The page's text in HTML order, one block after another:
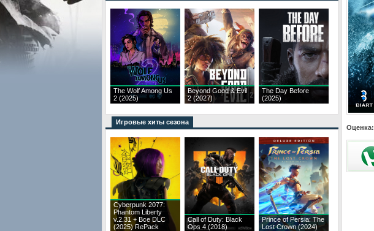
The Wolf Among Us
2 (2025)
Beyond Good & Evil
2 (2027)
The Day Before
(2025)
Игровые хиты сезона
Cyberpunk 2077:
Phantom Liberty
v.2.31 + Все DLC
(2025) RePack
Call of Duty: Black
Ops 4 (2018)
Prince of Persia: The
Lost Crown (2024)
Оценка: